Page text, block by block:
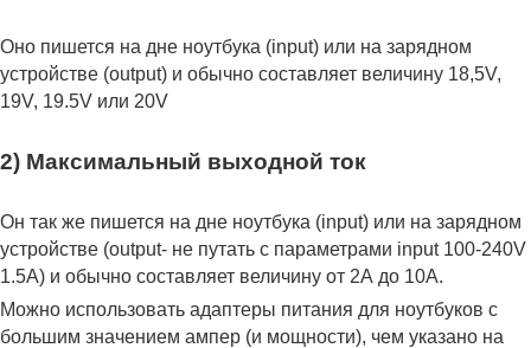
Оно пишется на дне ноутбука (input) или на зарядном
устройстве (output) и обычно составляет величину 18,5V,
19V, 19.5V или 20V
2) Максимальный выходной ток
Он так же пишется на дне ноутбука (input) или на зарядном
устройстве (output- не путать с параметрами input 100-240V
1.5A) и обычно составляет величину от 2А до 10A.
Можно использовать адаптеры питания для ноутбуков с
большим значением ампер (и мощности), чем указано на